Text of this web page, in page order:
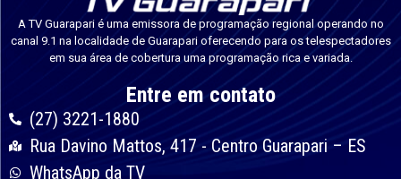
A TV Guarapari é uma emissora de programação regional operando no
canal 9.1 na localidade de Guarapari oferecendo para os telespectadores
em sua área de cobertura uma programação rica e variada.
Entre em contato
(27) 3221-1880
Rua Davino Mattos, 417 - Centro Guarapari – ES
WhatsApp da TV